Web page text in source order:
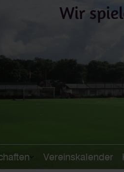
Vereinskalender
Wir